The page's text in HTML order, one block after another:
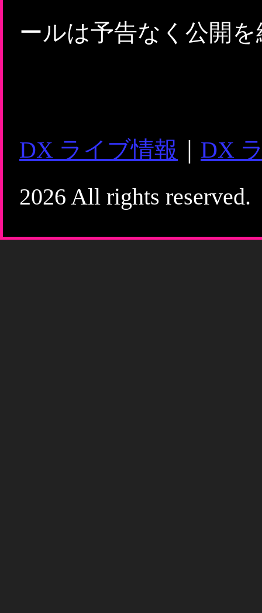
ールは予告なく公開
DX ライブ情報
DX
2026 All rights reserved.